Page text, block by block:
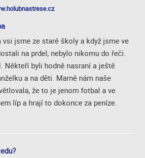
vsi jsme ze staré školy a když jsme ve
na prdel, nebylo nikomu do řeči.
Někteří byli hodně nasraní a ještě
a na děti. Marně nám naše
že to je jenom fotbal a ve
líp a hrají to dokonce za peníze.